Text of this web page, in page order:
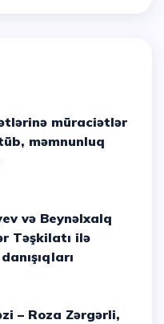
məmnunluq
Təşkilatı ilə